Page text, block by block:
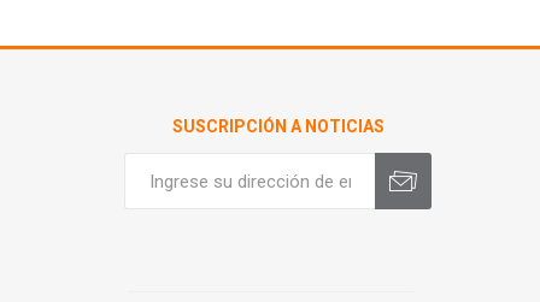
SUSCRIPCIÓN A NOTICIAS